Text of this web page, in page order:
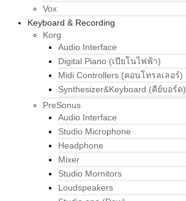
Vox
Keyboard & Recording
Korg
Audio Interface
Digital Piano (เปียโนไฟฟ้า)
Midi Controllers (คอนโทรลเลอร์)
Synthesizer&Keyboard (คีย์บอร์ด)
PreSonus
Audio Interface
Studio Microphone
Headphone
Mixer
Studio Mornitors
Loudspeakers